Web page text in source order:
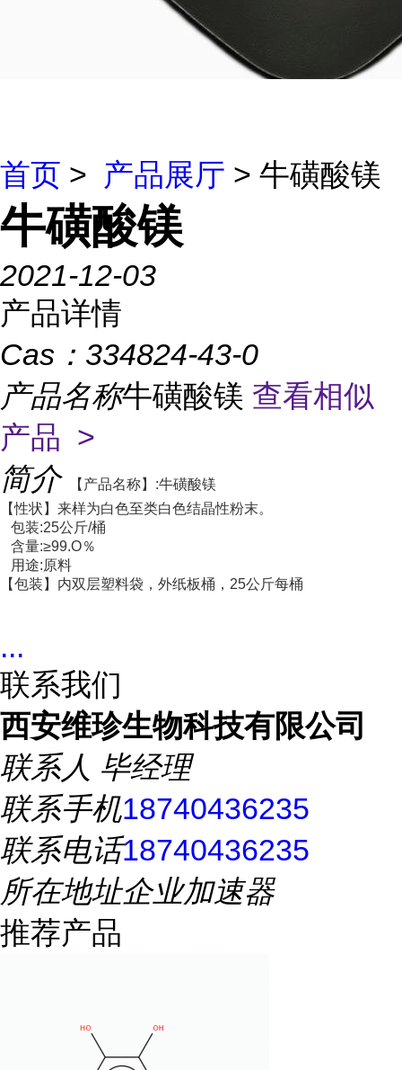
首页 > 产品展厅 > 牛磺酸镁
牛磺酸镁
2021-12-03
产品详情
Cas： 334824-43-0
产品名称牛磺酸镁 查看相似
产品 >
简介
【产品名称】:牛磺酸镁
【性状】来样为白色至类白色结晶性粉末。
包装:25公斤/桶
含量:≥99.O％
用途:原料
【包装】内双层塑料袋，外纸板桶，25公斤每桶
...
联系我们
西安维珍生物科技有限公司
联系人 毕经理
联系手机18740436235
联系电话18740436235
所在地址企业加速器
推荐产品